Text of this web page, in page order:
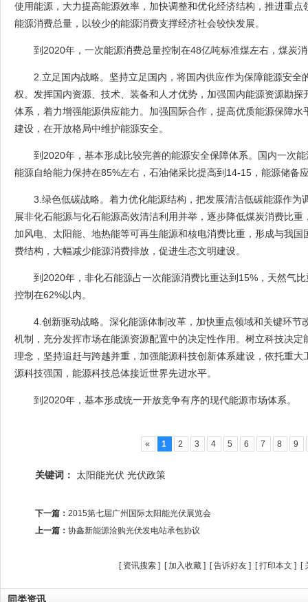
使用能源，大力提高能源效率，加快调整和优化经济结构，推进重
能源消费总量，以较少的能源消费支撑经济社会较快发展。
到2020年，一次能源消费总量控制在48亿吨标准煤左右，煤炭
2.立足国内战略。坚持立足国内，将国内供应作为保障能源安全
权。发挥国内资源、技术、装备和人才优势，加强国内能源资源勘
体系，着力增强能源供应能力。加强国际合作，提高优质能源保障
建设，在开放格局中维护能源安全。
到2020年，基本形成比较完善的能源安全保障体系。国内一次
能源自给能力保持在85%左右，石油储采比提高到14-15，能源储备
3.绿色低碳战略。着力优化能源结构，把发展清洁低碳能源作为
展非化石能源与化石能源高效清洁利用并举，逐步降低煤炭消费比
加风电、太阳能、地热能等可再生能源和核电消费比重，形成与我
费结构，大幅减少能源消费排放，促进生态文明建设。
到2020年，非化石能源占一次能源消费比重达到15%，天然气
控制在62%以内。
4.创新驱动战略。深化能源体制改革，加快重点领域和关键环节
机制，充分发挥市场在能源资源配置中的决定性作用。树立科技决
理念，坚持追赶与跨越并重，加强能源科技创新体系建设，依托重
源科技强国，能源科技总体接近世界先进水平。
到2020年，基本形成统一开放竞争有序的现代能源市场体系。
« 1 2 3 4 5 6 7 8 9
关键词： 太阳能光伏 光伏政策
下一篇： 2015第七届广州国际太阳能光伏展览会
上一篇： 协鑫新能源洽购光伏发电站承包协议
[ 资讯搜索 ] [加入收藏 ] [告诉好友 ] [打印本文 ] [
同类资讯